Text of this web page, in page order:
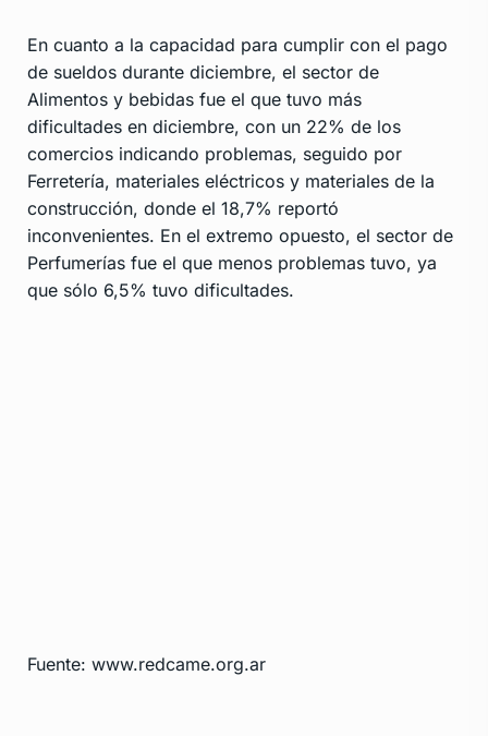
En cuanto a la capacidad para cumplir con el pago
de sueldos durante diciembre, el sector de
Alimentos y bebidas fue el que tuvo más
dificultades en diciembre, con un 22% de los
comercios indicando problemas, seguido por
Ferretería, materiales eléctricos y materiales de la
construcción, donde el 18,7% reportó
inconvenientes. En el extremo opuesto, el sector de
Perfumerías fue el que menos problemas tuvo, ya
que sólo 6,5% tuvo dificultades.
Fuente: www.redcame.org.ar